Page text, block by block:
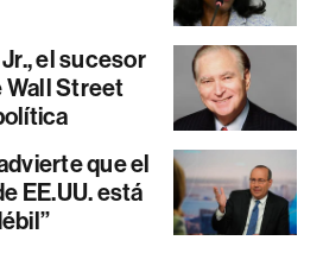
el sucesor
Wall Street
que el
EE.UU. está